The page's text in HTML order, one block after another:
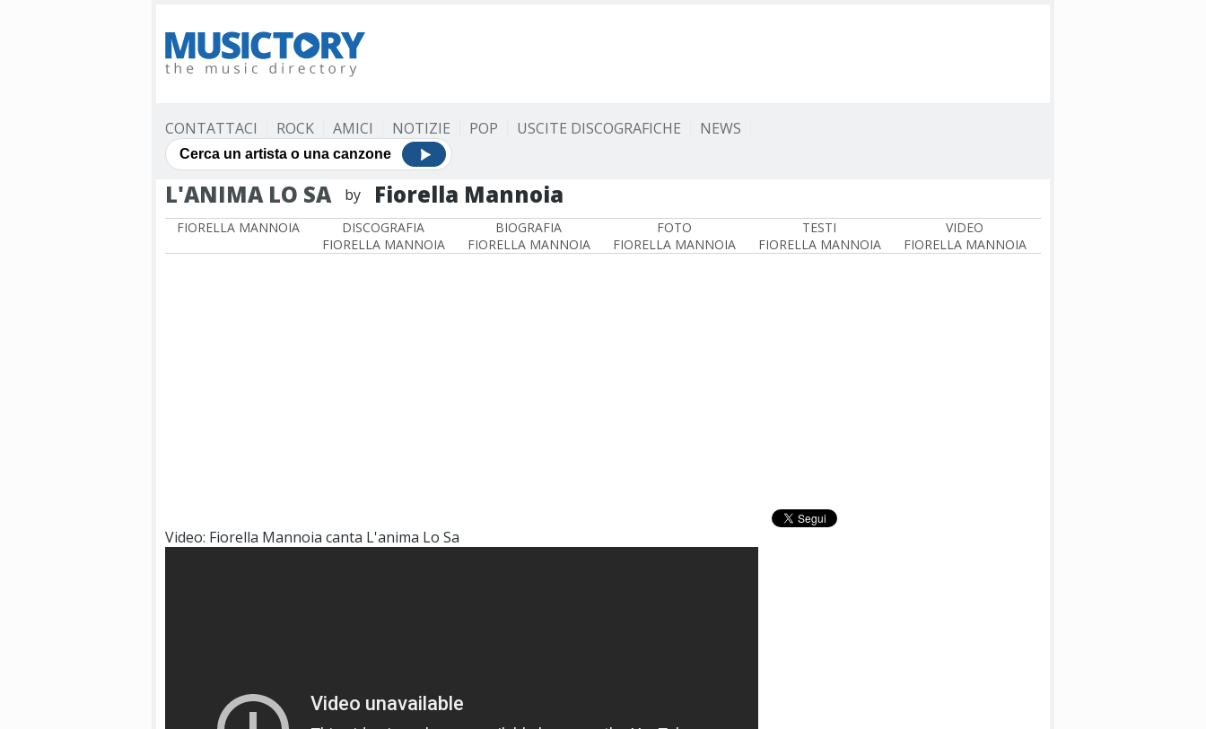
CONTATTACI ROCK AMICI NOTIZIE POP USCITE DISCOGRAFICHE NEWS
L'ANIMA LO SA by Fiorella Mannoia
FIORELLA MANNOIA
DISCOGRAFIA
FIORELLA MANNOIA
BIOGRAFIA
FIORELLA MANNOIA
FOTO
FIORELLA MANNOIA
TESTI
FIORELLA MANNOIA
VIDEO
FIORELLA MANNOIA
Video: Fiorella Mannoia canta L'anima Lo Sa